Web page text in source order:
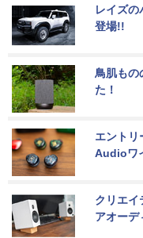
レイズ
登場!!
鳥肌もの
た！
エント
Audioワ
クリエイ
アオーデ